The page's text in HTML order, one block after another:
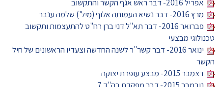
אפריל 2016- דבר ראש אגף הקשר והתקשוב
מרץ 2016- דבר נשיא העמותה אלוף (מיל') שלמה ענבר
פברואר 2016- דבר תא"ל דני ברן רח"ט להתעצמות ותקשוב
טכנולוגי מבצעי
ינואר 2016- דבר קשר"ר לשנה החדשה וצעדיו הראשונים של חיל
הקשר
דצמבר 2015- מבצע עופרת יצוקה